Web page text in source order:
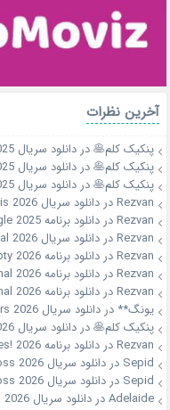
آخرین نظرات
پنکیک کلم🥞دردانلود سریال Nami Uraraka ni, Meoto Biyori 2025
پنکیک کلم🥞دردانلود سریال Nami Uraraka ni, Meoto Biyori 2025
پنکیک کلم🥞دردانلود سریال Nami Uraraka ni, Meoto Biyori 2025
Rezvanدردانلود سریال My Royal Nemesis 2026
Rezvanدردانلود برنامه Better Late than Single 2025
Rezvanدردانلود سریال Royal Betrothal 2026
Rezvanدردانلود برنامه Abra-ca-Empty 2026
Rezvanدردانلود برنامه Heart Signal 2026
Rezvanدردانلود برنامه Heart Signal 2026
یونگ** دردانلود سریال A Shop for Killers 2026
پنکیک کلم🥞دردانلود سریال A Bona Fide Killer 2026
Rezvanدردانلود برنامه Jae Seok’s B&B Rules! 2026
Sepid دردانلود سریال My Bias, My Boss 2026
Sepid دردانلود سریال My Bias, My Boss 2026
Adelaideدردانلود سریال My Bias, My Boss 2026